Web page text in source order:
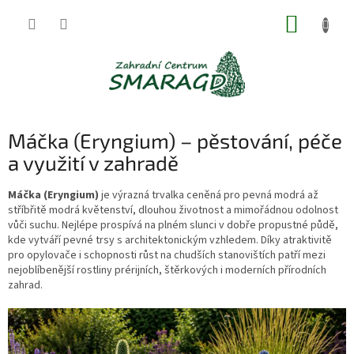
Máčka (Eryngium) – pěstování, péče
a využití v zahradě
Máčka (Eryngium) je výrazná trvalka ceněná pro pevná modrá až
stříbřitě modrá květenství, dlouhou životnost a mimořádnou odolnost
vůči suchu. Nejlépe prospívá na plném slunci v dobře propustné půdě,
kde vytváří pevné trsy s architektonickým vzhledem. Díky atraktivitě
pro opylovače i schopnosti růst na chudších stanovištích patří mezi
nejoblíbenější rostliny prérijních, štěrkových i moderních přírodních
zahrad.
V
ý